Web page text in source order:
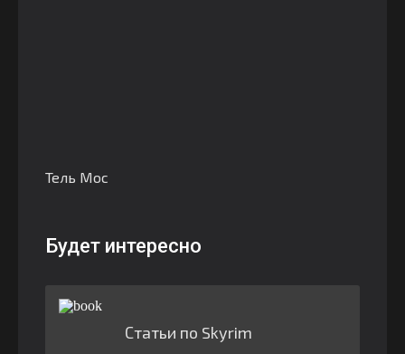
Тель Мос
Будет интересно
Статьи по Skyrim